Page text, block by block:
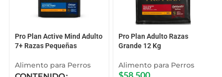
Pro Plan Active Mind Adulto
7+ Razas Pequeñas
Alimento para Perros
Pro Plan Adulto Razas
Grande 12 Kg
Alimento para Perros